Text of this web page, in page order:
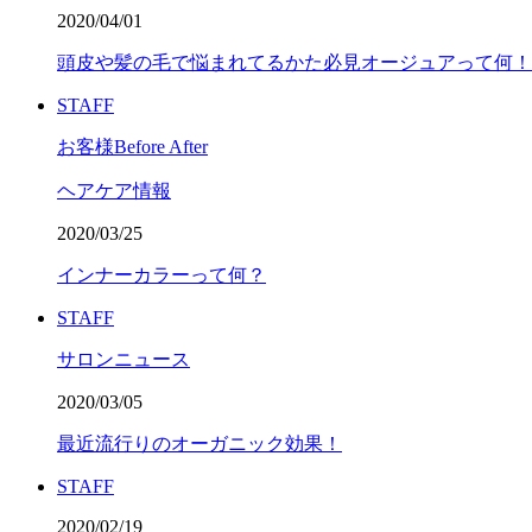
2020/04/01
頭皮や髪の毛で悩まれてるかた必見オージュアって何
STAFF
お客様Before After
ヘアケア情報
2020/03/25
インナーカラーって何？
STAFF
サロンニュース
2020/03/05
最近流行りのオーガニック効果！
STAFF
2020/02/19